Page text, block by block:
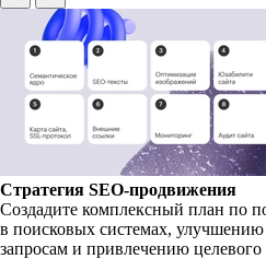
Стратегия SEO-продвижения
Создадите комплексный план по
в поисковых системах,
запросам и привлечению целевого